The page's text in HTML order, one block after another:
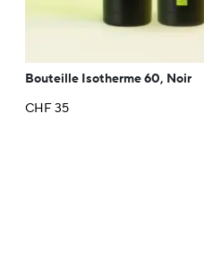
Bouteille Isotherme 60, Noir
CHF35